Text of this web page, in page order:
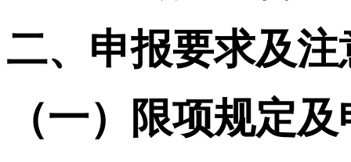
二、申报要求及注
（一）限项规定